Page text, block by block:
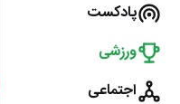
پادکست
ورزشی
اجتماعی